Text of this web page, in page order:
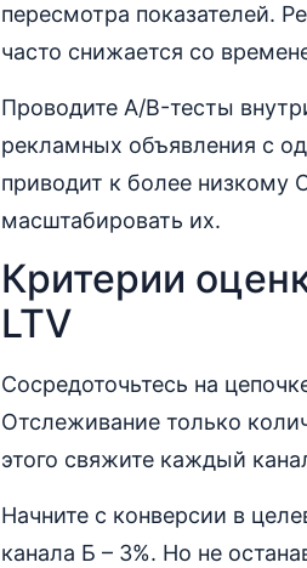
пересмотра показателей.
часто снижается со
Проводите A/B-тесты
рекламных объявления с
приводит к более низкому
масштабировать их.
Критерии
LTV
Сосредоточьтесь на
Отслеживание только
этого свяжите каждый
Начните с конверсии в
канала Б – 3%. Но не